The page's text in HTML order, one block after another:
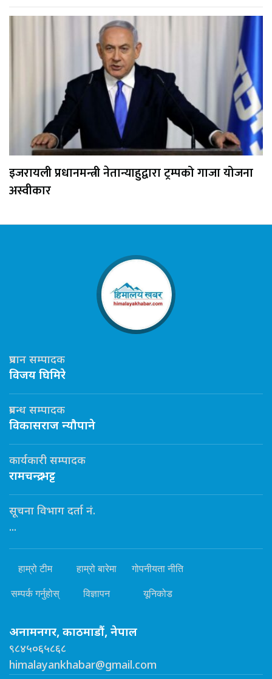
इजरायली प्रधानमन्त्री नेतान्याहुद्वारा ट्रम्पको गाजा योजना
अस्वीकार
प्रधान सम्पादक
विजय घिमिरे
प्रबन्ध सम्पादक
विकासराज न्यौपाने
कार्यकारी सम्पादक
रामचन्द्र भट्ट
सूचना विभाग दर्ता नं.
...
हाम्रो टीम हाम्रो बारेमा गोपनीयता नीति
सम्पर्क गर्नुहोस् विज्ञापन यूनिकोड
अनामनगर, काठमाडौं, नेपाल
९८४५०६५८६८
himalayankhabar@gmail.com